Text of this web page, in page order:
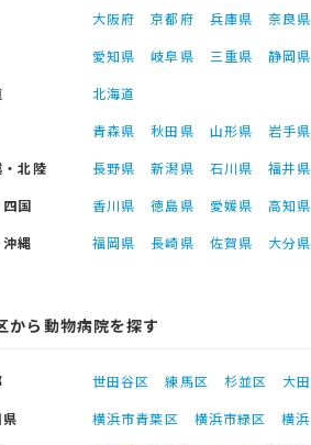
大阪府 京都府 兵庫県 奈良県
愛知県 岐阜県 三重県
静岡県
北海道
青森県 秋田県 山形県 岩手県
・北陸
長野県 新潟県 石川県 福井県
国
香川県 徳島県 愛媛県 高知県
縄
福岡県 長崎県 佐賀県 大分県
から動物病院を探す
世田谷区 練馬区 杉並区 大
横浜市青葉区 横浜市緑区 横